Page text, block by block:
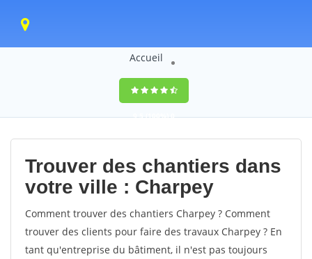
Accueil
9,5(100%)0
votes
Trouver des chantiers dans
votre ville : Charpey
Comment trouver des chantiers Charpey ? Comment
trouver des clients pour faire des travaux Charpey ? En
tant qu'entreprise du bâtiment, il n'est pas toujours